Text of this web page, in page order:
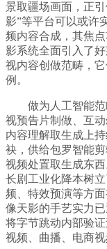
景取疆场画面，正
影”等平台可以或许
频内容合成，其焦
影系统全面引入了
视内容创做范畴，
例。
做为人工智能范
视预告片制做、互
内容理解取生成上
袂，供给包罗智能
视频处置取生成东
长剧工业化降本树
频、特效预演等方
像天影的手艺实力
将字节跳动内部验
视频、曲播、电商